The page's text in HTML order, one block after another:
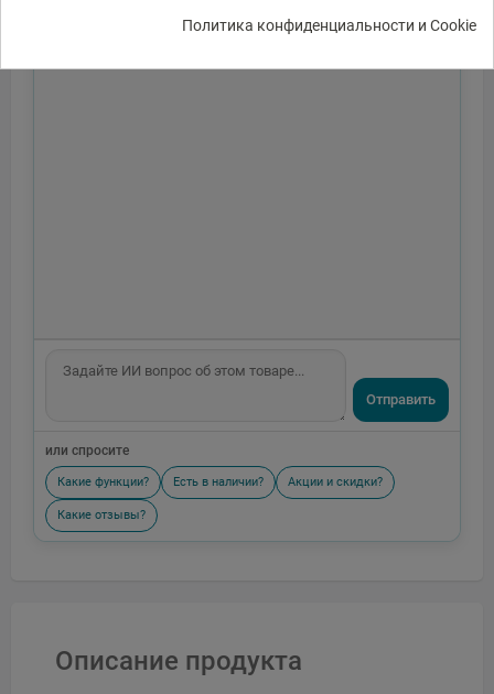
Политика конфиденциальности и Cookie
Отправить
или спросите
Какие функции? Есть в наличии? Акции и скидки?
Какие отзывы?
Описание продукта